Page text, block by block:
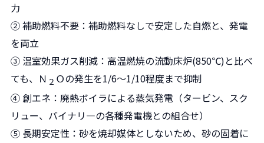
力
② 補助燃料不要：補助燃料なしで安定した自燃と、発電
を両立
③ 温室効果ガス削減：高温燃焼の流動床炉(850℃)と比べ
ても、Ｎ ２ Ｏの発生を1/6～1/10程度まで抑制
④ 創エネ：廃熱ボイラによる蒸気発電（タービン、スク
リュー、バイナリ―の各種発電機との組合せ）
⑤ 長期安定性：砂を焼却媒体としないため、砂の固着に